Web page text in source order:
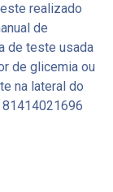
realizado
de
de teste usada
de glicemia ou
na lateral do
81414021696